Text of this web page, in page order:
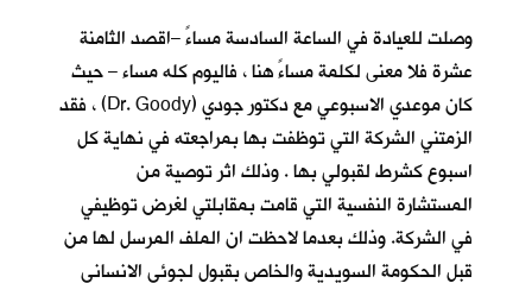
وصلت للعيادة في الساعة السادسة مساءً –اقصد الثامنة
عشرة فلا معنى لكلمة مساءً هنا ، فاليوم كله مساء – حيث
كان موعدي الاسبوعي مع دكتور جودي (Dr. Goody) ، فقد
الزمتني الشركة التي توظفت بها بمراجعته في نهاية كل
اسبوع كشرط لقبولي بها . وذلك اثر توصية من
المستشارة النفسية التي قامت بمقابلتي لغرض توظيفي
في الشركة. وذلك بعدما لاحظت ان الملف المرسل لها من
قبل الحكومة السويدية والخاص بقبول لجوئي الانساني